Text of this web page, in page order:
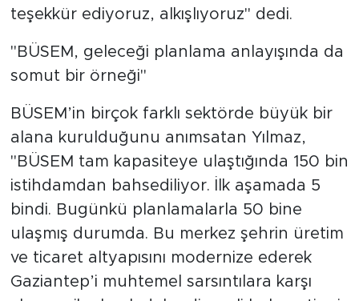
teşekkür ediyoruz, alkışlıyoruz" dedi.
"BÜSEM, geleceği planlama anlayışında da
somut bir örneği"
BÜSEM’in birçok farklı sektörde büyük bir
alana kurulduğunu anımsatan Yılmaz,
"BÜSEM tam kapasiteye ulaştığında 150 bin
istihdamdan bahsediliyor. İlk aşamada 5
bindi. Bugünkü planlamalarla 50 bine
ulaşmış durumda. Bu merkez şehrin üretim
ve ticaret altyapısını modernize ederek
Gaziantep’i muhtemel sarsıntılara karşı